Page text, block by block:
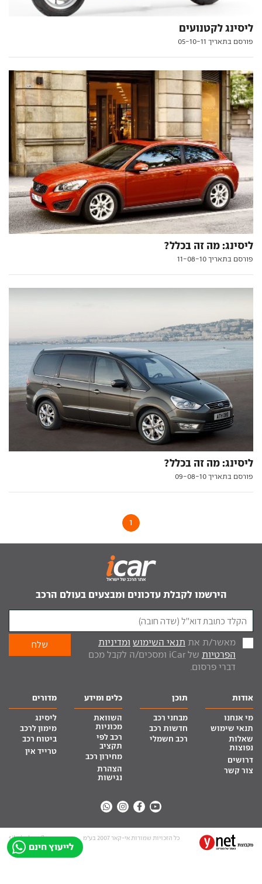
ליסינג לקטנועים
פורסם בתאריך 05-10-11
ליסינג: מה זה בכלל?
פורסם בתאריך 11-08-10
ליסינג: מה זה בכלל?
פורסם בתאריך 09-08-10
1
לייעוץ חינם
הירשמו לקבלת עדכונים ומבצעים בעולם הרכב
מאשר/ת את תנאי השימוש ומדיניות
הפרטיות
של iCar ומסכים/ה לקבל מכם
דברי פרסום.
אודות
מי אנחנו
תנאי שימוש
שאלות
נפוצות
דרושים
צור קשר
תוכן
מבחני רכב
חדשות רכב
רכב חשמלי
כלים ומידע
השוואת
מכוניות
רכב לפי
תקציב
מחירון רכב
הצהרת
נגישות
מדורים
ליסינג
מימון לרכב
ביטוח רכב
טרייד אין
כל הזכויות שמורות אי-קאר 2007 בע”מ site by tq.soft